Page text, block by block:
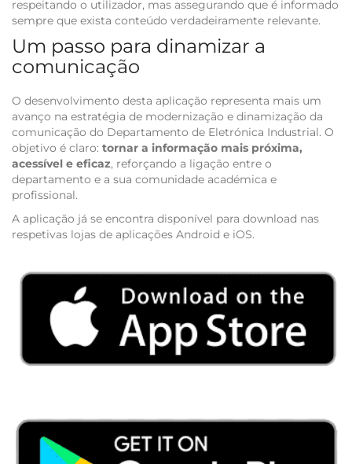
respeitando o utilizador, mas assegurando que é informado
sempre que exista conteúdo verdadeiramente relevante.
Um passo para dinamizar a
comunicação
O desenvolvimento desta aplicação representa mais um
avanço na estratégia de modernização e dinamização da
comunicação do Departamento de Eletrónica Industrial. O
objetivo é claro: tornar a informação mais próxima,
acessível e eficaz, reforçando a ligação entre o
departamento e a sua comunidade académica e
profissional.
A aplicação já se encontra disponível para download nas
respetivas lojas de aplicações Android e iOS.